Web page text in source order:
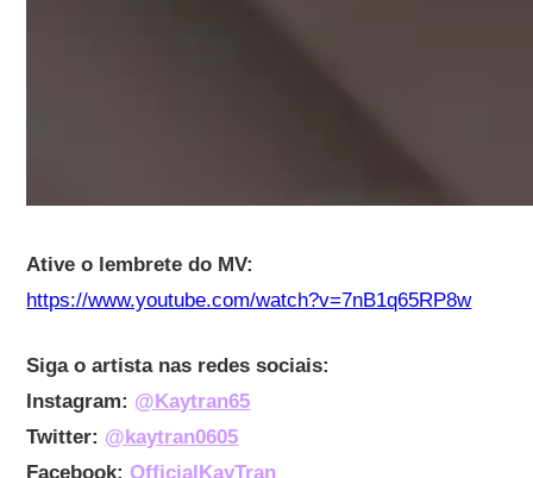
Ative o lembrete do MV:
https://www.youtube.com/watch?v=7nB1q65RP8w
Siga o artista nas redes sociais:
Instagram: @Kaytran65
Twitter: @kaytran0605
Facebook:OfficialKayTran